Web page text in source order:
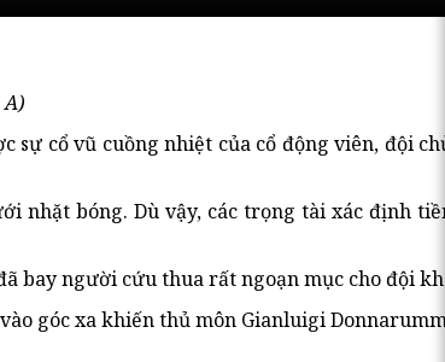
cổ vũ cuồng nhiệt của cổ động viên, đội
nhặt bóng. Dù vậy, các trọng tài xác định
bay người cứu thua rất ngoạn mục cho đội
góc xa khiến thủ môn Gianluigi